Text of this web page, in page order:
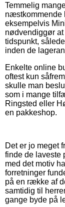
Temmelig
næstkommende
eksempelvis
nødvendiggør
tidspunkt,
inden de
Enkelte online
oftest kun
skulle man
som i mange
Ringsted eller
en pakkeshop.
Det er jo meget
finde de laveste
med det motiv
forretninger
på en række af
samtidig til
gange byde på